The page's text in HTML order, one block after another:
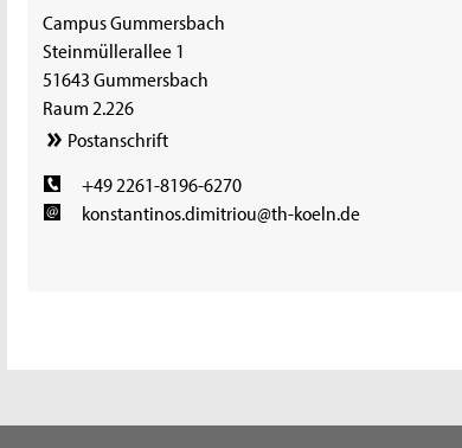
Campus Gummersbach
Steinmüllerallee 1
51643 Gummersbach
Raum 2.226
Postanschrift
+49 2261-8196-6270
konstantinos.dimitriou@th-koeln.de